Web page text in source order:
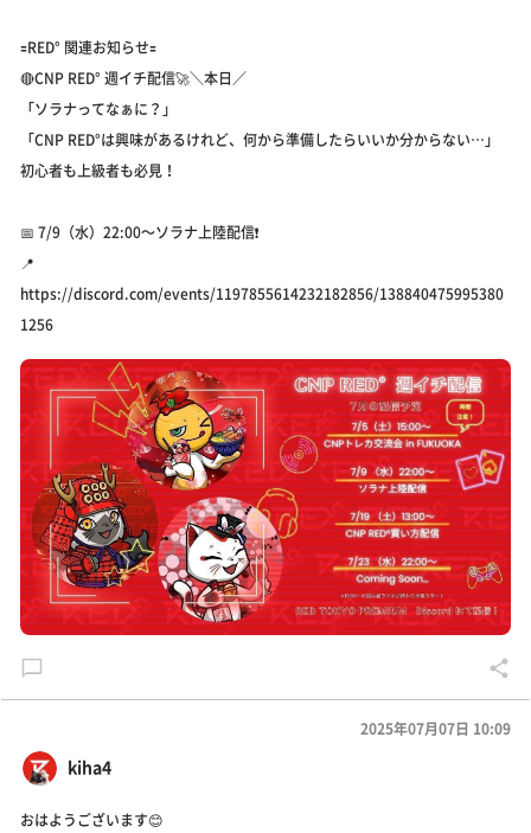
🟰RED° 関連お知らせ🟰
🔴CNP RED° 週イチ配信🚀＼本日／
「ソラナってなぁに？」
「CNP RED°は興味があるけれど、何から準備したらいいか分からない…」
初心者も上級者も必見！
📅 7/9（水）22:00～ソラナ上陸配信❗️
📍
https://discord.com/events/1197855614232182856/138840475995380
1256
kiha4
2025年07月07日 10:09
おはようございます😊